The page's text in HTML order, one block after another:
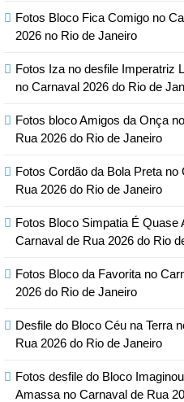
Fotos Bloco Fica Comigo no
2026 no Rio de Janeiro
Fotos Iza no desfile Imperatriz
no Carnaval 2026 do Rio de
Fotos bloco Amigos da Onça
Rua 2026 do Rio de Janeiro
Fotos Cordão da Bola Preta no
Rua 2026 do Rio de Janeiro
Fotos Bloco Simpatia É Quase
Carnaval de Rua 2026 do Rio
Fotos Bloco da Favorita no
2026 do Rio de Janeiro
Desfile do Bloco Céu na Terra
Rua 2026 do Rio de Janeiro
Fotos desfile do Bloco
Amassa no Carnaval de Rua